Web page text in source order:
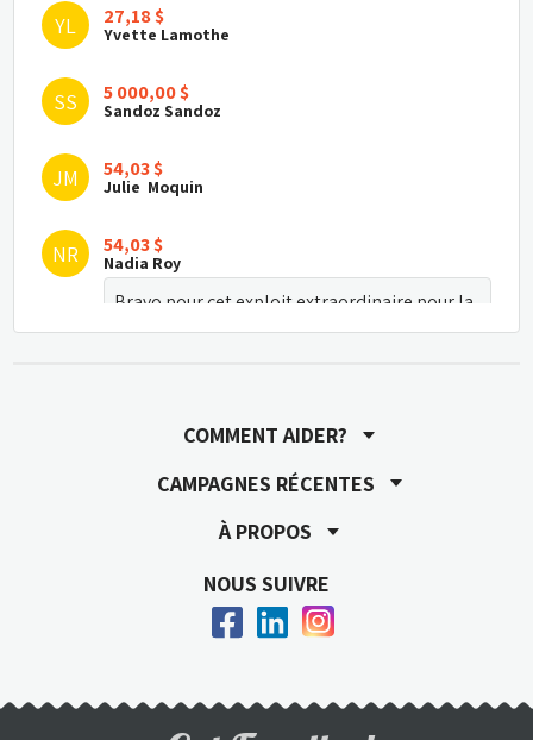
YL 27,18 $
Yvette Lamothe
SS 5 000,00 $
Sandoz Sandoz
JM 54,03 $
Julie  Moquin
NR 54,03 $
Nadia Roy
Bravo pour cet exploit extraordinaire pour la
cause des enfants malades!
Mireille Bourret
Ne lâche pas, malgré la température qui
n'était pas de ton côté! Bravo!!!!!
Barbara Leblanc
COMMENT AIDER?
CAMPAGNES RÉCENTES
À PROPOS
NOUS SUIVRE